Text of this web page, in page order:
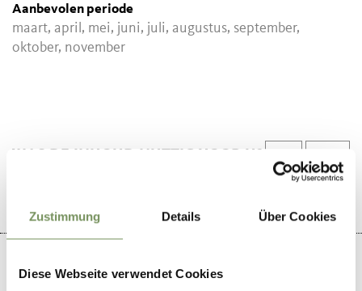
Zustimmung Details Über Cookies
Diese Webseite verwendet Cookies
Aanbevolen periode
maart, april, mei, juni, juli, augustus, september,
oktober, november
WAS DE INHOUD NUTTIG VOOR U?